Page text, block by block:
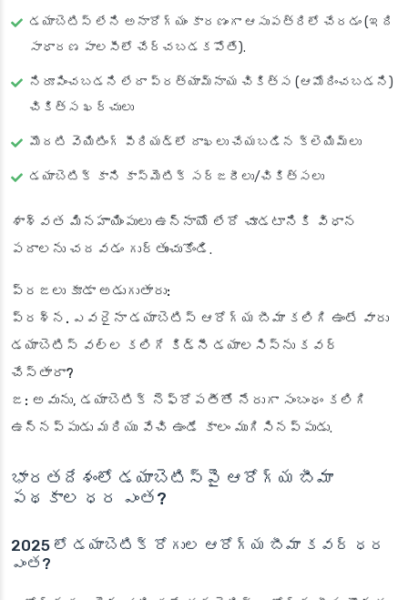
డయాబెటిస్ లేని అనారోగ్యం కారణంగా ఆసుపత్రిలో చేరడం (ఇది
సాధారణ పాలసీలో చేర్చబడకపోతే).
నిరూపించబడని లేదా ప్రత్యామ్నాయ చికిత్స (ఆమోదించబడని)
చికిత్స ఖర్చులు
మొదటి వెయిటింగ్ పీరియడ్‌లో దాఖలు చేయబడిన క్లెయిమ్‌లు
డయాబెటిక్ కాని కాస్మెటిక్ సర్జరీలు/చికిత్సలు
శాశ్వత మినహాయింపులు ఉన్నాయో లేదో చూడటానికి విధాన
పదాలను చదవడం గుర్తుంచుకోండి.
ప్రజలు కూడా అడుగుతారు:
ప్రశ్న. ఎవరైనా డయాబెటిస్ ఆరోగ్య బీమా కలిగి ఉంటే వారు
డయాబెటిస్ వల్ల కలిగే కిడ్నీ డయాలసిస్‌ను కవర్
చేస్తారా?
జ: అవును, డయాబెటిక్ నెఫ్రోపతీతో నేరుగా సంబంధం కలిగి
ఉన్నప్పుడు మరియు వేచి ఉండే కాలం ముగిసినప్పుడు.
భారతదేశంలో డయాబెటిస్‌పై ఆరోగ్య బీమా
పథకాల ధర ఎంత?
2025 లో డయాబెటిక్ రోగుల ఆరోగ్య బీమా కవర్ ధర
ఎంత?